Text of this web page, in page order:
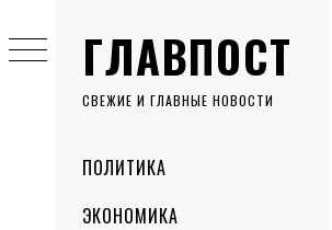
ГЛАВПОСТ
СВЕЖИЕ И ГЛАВНЫЕ НОВОСТИ
MenuПОЛИТИКА
ЭКОНОМИКА
to
content